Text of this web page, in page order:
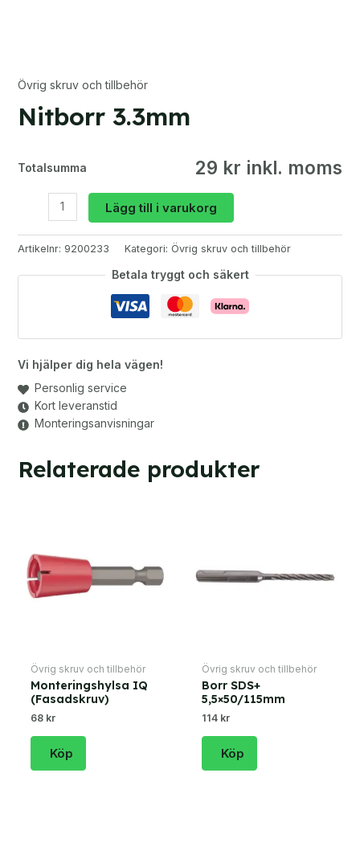
Övrig skruv och tillbehör
Nitborr 3.3mm
Totalsumma 29 kr inkl. moms
3.3mm
mängd
Lägg till i varukorg
Artikelnr: 9200233 Kategori: Övrig skruv och tillbehör
Betala tryggt och säkert
Vi hjälper dig hela vägen!
Personlig service
Kort leveranstid
Monteringsanvisningar
Relaterade produkter
Övrig skruv och tillbehör
Monteringshylsa IQ
(Fasadskruv)
68 kr
Köp
Övrig skruv och tillbehör
Borr SDS+
5,5×50/115mm
114 kr
Köp